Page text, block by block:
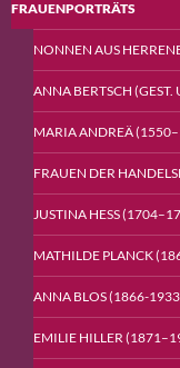
FRAUENPORTRÄTS
NONNEN AUS
ANNA BERTSCH (GEST.
MARIA ANDREÄ
FRAUEN DER
JUSTINA HESS
MATHILDE PLANCK
ANNA BLOS (1866-
EMILIE HILLER